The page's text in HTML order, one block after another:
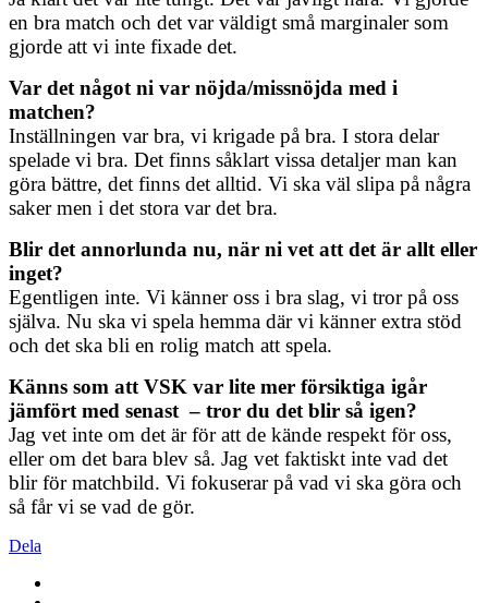
en bra match och det var väldigt små marginaler som
gjorde att vi inte fixade det.
Var det något ni var nöjda/missnöjda med i
matchen?
Inställningen var bra, vi krigade på bra. I stora delar
spelade vi bra. Det finns såklart vissa detaljer man kan
göra bättre, det finns det alltid. Vi ska väl slipa på några
saker men i det stora var det bra.
Blir det annorlunda nu, när ni vet att det är allt eller
inget?
Egentligen inte. Vi känner oss i bra slag, vi tror på oss
själva. Nu ska vi spela hemma där vi känner extra stöd
och det ska bli en rolig match att spela.
Känns som att VSK var lite mer försiktiga igår
jämfört med senast – tror du det blir så igen?
Jag vet inte om det är för att de kände respekt för oss,
eller om det bara blev så. Jag vet faktiskt inte vad det
blir för matchbild. Vi fokuserar på vad vi ska göra och
så får vi se vad de gör.
Dela